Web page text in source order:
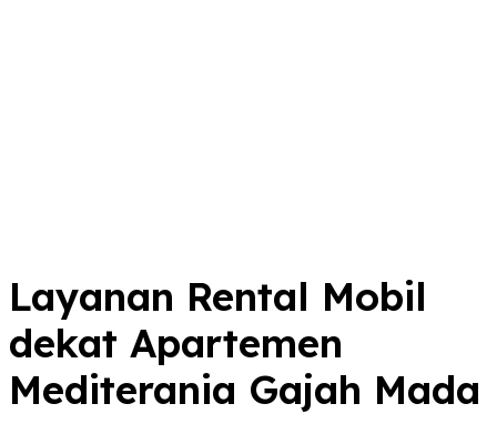
Layanan Rental Mobil
dekat Apartemen
Mediterania Gajah Mada